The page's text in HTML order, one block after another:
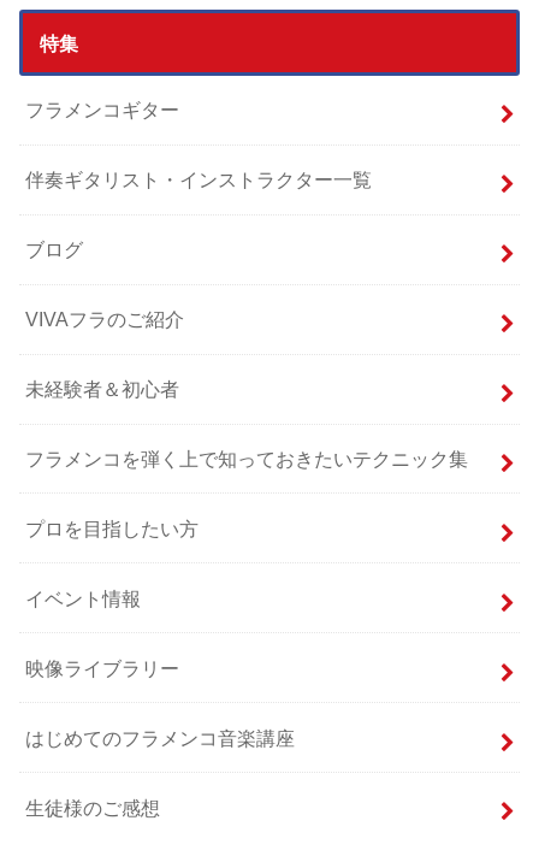
特集
フラメンコギター
伴奏ギタリスト・インストラクター一覧
ブログ
VIVAフラのご紹介
未経験者＆初心者
フラメンコを弾く上で知っておきたいテクニック集
プロを目指したい方
イベント情報
映像ライブラリー
はじめてのフラメンコ音楽講座
生徒様のご感想